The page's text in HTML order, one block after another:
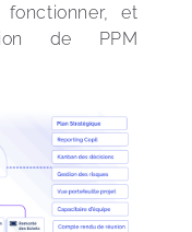
fonctionner, et
de PPM